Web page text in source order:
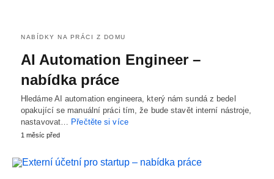
NABÍDKY NA PRÁCI Z DOMU
AI Automation Engineer –
nabídka práce
Hledáme AI automation engineera, který nám sundá z bedel
opakující se manuální práci tím, že bude stavět interní nástroje,
nastavovat… Přečtěte si více
1 měsíc před